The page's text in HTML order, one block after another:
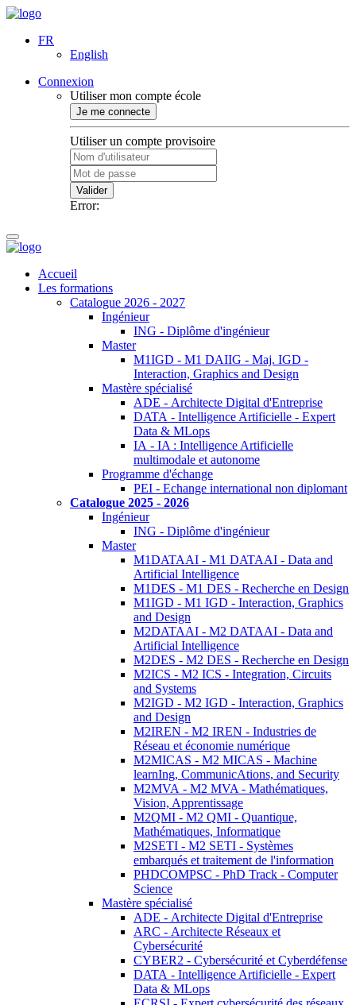
FR
English
Connexion
Utiliser mon compte école
Je me connecte
Utiliser un compte provisoire
Valider
Error:
Accueil
Les formations
Catalogue 2026 - 2027
Ingénieur
ING - Diplôme d'ingénieur
Master
M1IGD - M1 DAIIG - Maj. IGD -
Interaction, Graphics and Design
Mastère spécialisé
ADE - Architecte Digital d'Entreprise
DATA - Intelligence Artificielle - Expert
Data & MLops
IA - IA : Intelligence Artificielle
multimodale et autonome
Programme d'échange
PEI - Echange international non diplomant
Catalogue 2025 - 2026
Ingénieur
ING - Diplôme d'ingénieur
Master
M1DATAAI - M1 DATAAI - Data and
Artificial Intelligence
M1DES - M1 DES - Recherche en Design
M1IGD - M1 IGD - Interaction, Graphics
and Design
M2DATAAI - M2 DATAAI - Data and
Artificial Intelligence
M2DES - M2 DES - Recherche en Design
M2ICS - M2 ICS - Integration, Circuits
and Systems
M2IGD - M2 IGD - Interaction, Graphics
and Design
M2IREN - M2 IREN - Industries de
Réseau et économie numérique
M2MICAS - M2 MICAS - Machine
learnIng, CommunicAtions, and Security
M2MVA - M2 MVA - Mathématiques,
Vision, Apprentissage
M2QMI - M2 QMI - Quantique,
Mathématiques, Informatique
M2SETI - M2 SETI - Systèmes
embarqués et traitement de l'information
PHDCOMPSC - PhD Track - Computer
Science
Mastère spécialisé
ADE - Architecte Digital d'Entreprise
ARC - Architecte Réseaux et
Cybersécurité
CYBER2 - Cybersécurité et Cyberdéfense
DATA - Intelligence Artificielle - Expert
Data & MLops